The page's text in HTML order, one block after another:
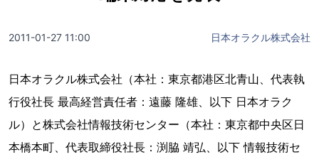
2011-01-27 11:00 日本オラクル株式会社
日本オラクル株式会社（本社：東京都港区北青山、代表執
行役社長 最高経営責任者：遠藤 隆雄、以下 日本オラク
ル）と株式会社情報技術センター（本社：東京都中央区日
本橋本町、代表取締役社長：渕脇 靖弘、以下 情報技術セ